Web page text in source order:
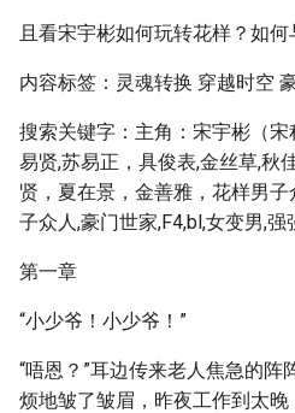
且看宋宇彬如何玩转花样？如何
内容标签：灵魂转换 穿越时空
搜索关键字：主角：宋宇彬（
易贤,苏易正，具俊表,金丝草,秋
贤，夏在景，金善雅，花样男
子众人,豪门世家,F4,bl,女变男,强
第一章
“小少爷！小少爷！”
“唔恩？”耳边传来老人焦急的
烦地皱了皱眉，昨夜工作到太